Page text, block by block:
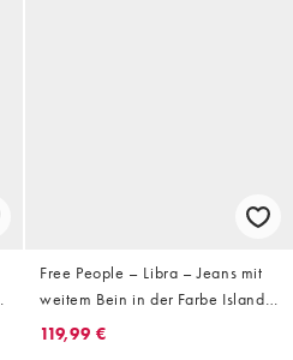
Free People – Libra – Jeans mit
weitem Bein in der Farbe Island
Lights
119,99 €